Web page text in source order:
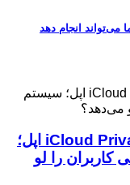
افشای نشت آدرس IP در iCloud Private Relay اپل؛
را لو